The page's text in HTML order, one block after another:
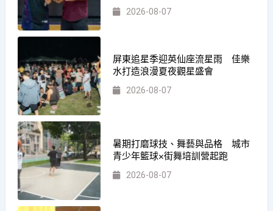
2026-08-07
屏東追星季迎英仙座流星雨 佳樂
水打造浪漫夏夜觀星盛會
2026-08-07
暑期打磨球技、舞藝與品格 城市
青少年籃球×街舞培訓營起跑
2026-08-07